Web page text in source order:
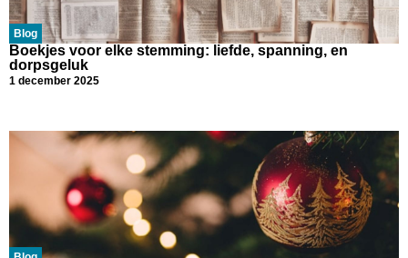
Blog
Boekjes voor elke stemming: liefde, spanning, en
dorpsgeluk
1 december 2025